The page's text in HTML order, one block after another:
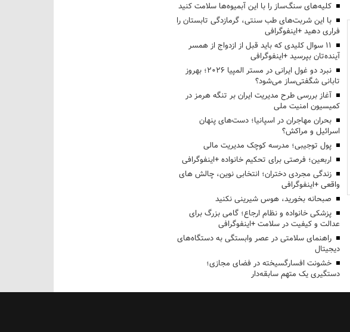
کلیه‌های سنگ‌ساز را با این آبمیوه‌ها سلامت کنید
با این شربت‌های طب سنتی، گرمازدگی تابستان را
فراری دهید +اینفوگرافی
۱۱ سوال کلیدی که باید قبل از ازدواج از همسر
آینده‌تان بپرسید +اینفوگرافی
نبرد دو غول ایرانی در مستر المپیا ۲۰۲۶؛ بهروز
تابانی شگفتی‌ساز می‌شود؟
آغاز بررسی طرح مدیریت ایران بر تنگه هرمز در
کمیسیون امنیت ملی
بحران مهاجران در اسپانیا؛ دست‌های پنهان
اسرائیل و مراکش؟
پول توجیبی؛ مدرسه کوچک مدیریت مالی
اربعین؛ فرصتی برای تحکیم خانواده +اینفوگرافی
زندگی مجردی دختران؛ انتخابی نوین، چالش های
واقعی +اینفوگرافی
صبحانه بخورید، هوس شیرینی نکنید
پزشکی خانواده و نظام ارجاع؛ گامی بزرگ برای
عدالت و کیفیت در سلامت +اینفوگرافی
راهنمای سلامتی در عصر وابستگی به دستگاه‌های
دیجیتال
خشونت افسارگسیخته در فضای مجازی؛
دستگیری یک متهم سابقه‌دار